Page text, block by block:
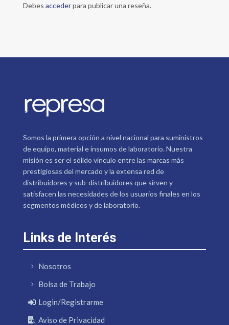
Debes accederpara publicar una reseña.
Somos la primera opción a nivel nacional para suministros
de equipo, material e insumos de laboratorio. Nuestra
misión es ser el sólido vínculo entre las marcas más
prestigiosas del mercado y la extensa red de
distribuidores y sub-distribuidores que sirven y
satisfacen las necesidades de los usuarios finales en los
segmentos médicos y de laboratorio.
Links de Interés
Nosotros
Bolsa de Trabajo
Login/Registrarme
Aviso de Privacidad